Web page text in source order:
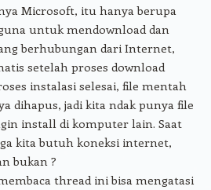
Microsoft, itu hanya berupa
untuk mendownload dan
berhubungan dari Internet,
setelah proses download
instalasi selesai, file mentah
dihapus, jadi kita ndak punya file
install di komputer lain. Saat
kita butuh koneksi internet,
bukan ?
thread ini bisa mengatasi